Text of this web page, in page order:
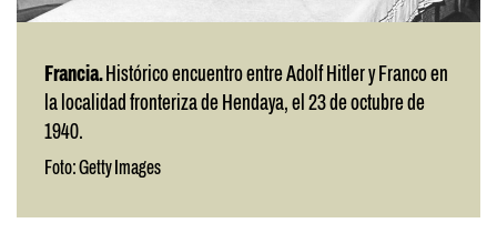
Francia. Histórico encuentro entre Adolf Hitler y Franco en
la localidad fronteriza de Hendaya, el 23 de octubre de
1940.
Foto: Getty Images